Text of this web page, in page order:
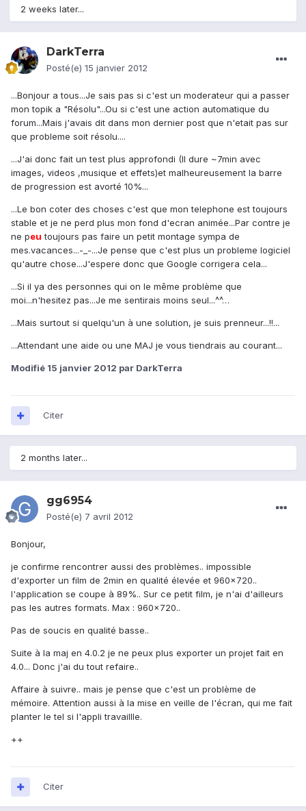
2 weeks later...
DarkTerra
Posté(e) 15 janvier 2012
...Bonjour a tous...Je sais pas si c'est un moderateur qui a passer
mon topik a "Résolu"...Ou si c'est une action automatique du
forum...Mais j'avais dit dans mon dernier post que n'etait pas sur
que probleme soit résolu....
...J'ai donc fait un test plus approfondi (Il dure ~7min avec
images, videos ,musique et effets)et malheureusement la barre
de progression est avorté 10%...
...Le bon coter des choses c'est que mon telephone est toujours
stable et je ne perd plus mon fond d'ecran animée...Par contre je
ne peu toujours pas faire un petit montage sympa de
mes.vacances...-_-...Je pense que c'est plus un probleme logiciel
qu'autre chose...J'espere donc que Google corrigera cela...
...Si il ya des personnes qui on le même problème que
moi...n'hesitez pas...Je me sentirais moins seul...^^…
...Mais surtout si quelqu'un à une solution, je suis prenneur...!!...
...Attendant une aide ou une MAJ je vous tiendrais au courant...
Modifié 15 janvier 2012 par DarkTerra
Citer
2 months later...
gg6954
Posté(e) 7 avril 2012
Bonjour,
je confirme rencontrer aussi des problèmes.. impossible
d'exporter un film de 2min en qualité élevée et 960x720..
l'application se coupe à 89%.. Sur ce petit film, je n'ai d'ailleurs
pas les autres formats. Max : 960x720..
Pas de soucis en qualité basse..
Suite à la maj en 4.0.2 je ne peux plus exporter un projet fait en
4.0... Donc j'ai du tout refaire..
Affaire à suivre.. mais je pense que c'est un problème de
mémoire. Attention aussi à la mise en veille de l'écran, qui me fait
planter le tel si l'appli travaillle.
++
Citer